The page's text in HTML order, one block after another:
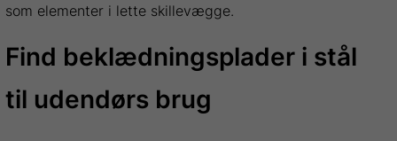
som elementer i lette skillevægge.
Find beklædningsplader i stål
til udendørs brug